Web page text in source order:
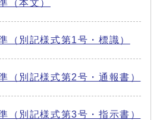
（本文）
（別記様式第1号・標識）
（別記様式第2号・通報書）
（別記様式第3号・指示書）